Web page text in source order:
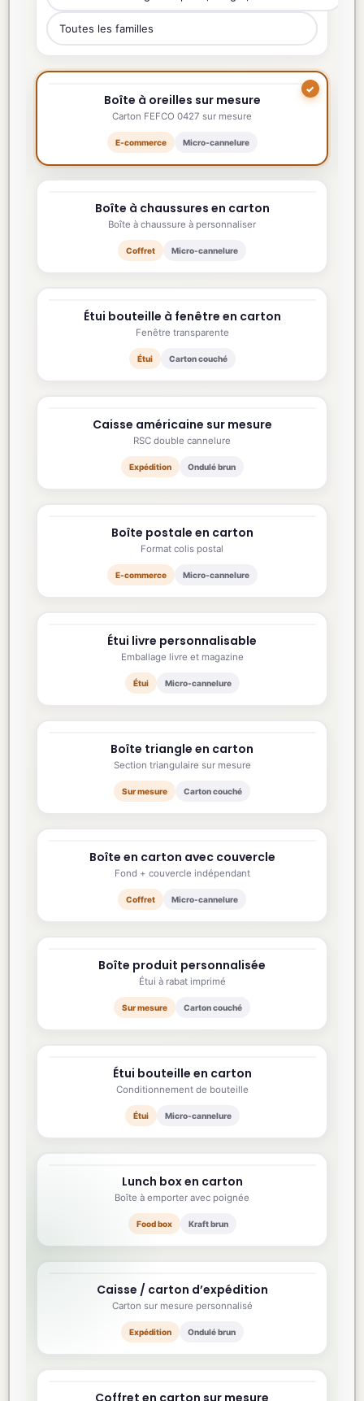
220×160×60 mm
Boîte à oreilles sur mesure
Carton FEFCO 0427 sur mesure
E-commerce Micro-cannelure
330×200×120 mm
Boîte à chaussures en carton
Boîte à chaussure à personnaliser
Coffret Micro-cannelure
90×90×330 mm
Étui bouteille à fenêtre en carton
Fenêtre transparente
Étui Carton couché
400×300×250 mm
Caisse américaine sur mesure
RSC double cannelure
Expédition Ondulé brun
240×180×80 mm
Boîte postale en carton
Format colis postal
E-commerce Micro-cannelure
250×180×40 mm
Étui livre personnalisable
Emballage livre et magazine
Étui Micro-cannelure
220×90×90 mm
Boîte triangle en carton
Section triangulaire sur mesure
Sur mesure Carton couché
300×300×150 mm
Boîte en carton avec couvercle
Fond + couvercle indépendant
Coffret Micro-cannelure
150×90×50 mm
Boîte produit personnalisée
Étui à rabat imprimé
Sur mesure Carton couché
90×90×330 mm
Étui bouteille en carton
Conditionnement de bouteille
Étui Micro-cannelure
180×120×95 mm
Lunch box en carton
Boîte à emporter avec poignée
Food box Kraft brun
350×250×200 mm
Caisse / carton d’expédition
Carton sur mesure personnalisé
Expédition Ondulé brun
260×200×80 mm